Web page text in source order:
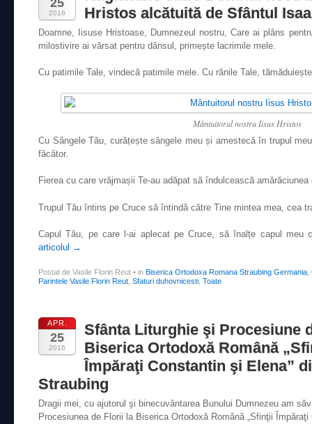
2016
Hristos alcătuită de Sfântul
Doamne, Iisuse Hristoase, Dumnezeul nostru, Care ai plâns
milostivire ai vărsat pentru dânsul, primește lacrimile mele.
Cu patimile Tale, vindecă patimile mele. Cu rănile Tale,
Mântuitorul nostru Iisus Hristos
Cu Sângele Tău, curățește sângele meu și amestecă în trupul
făcător.
Fierea cu care vrăjmașii Te-au adăpat să îndulcească
Trupul Tău întins pe Cruce să întindă către Tine mintea mea, cea
Capul Tău, pe care l-ai aplecat pe Cruce, să înalțe capul meu
articolul →
Postat de Vasile Florin Reut • in Biserica Ortodoxa Romana Straubing Germania
Parintele Vasile Florin Reut Sfaturi duhovnicesti Toate
APR.
25
2016
Sfânta Liturghie şi Procesiune
Biserica Ortodoxă Română
Împăraţi Constantin şi Elena”
Straubing
Dragii mei, cu ajutorul şi binecuvântarea Bunului Dumnezeu am
Procesiunea de Florii la Biserica Ortodoxă Română „Sfinţii